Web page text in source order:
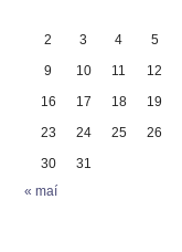
2
3 4 5
9
10 11 12
16
17 18 19
23
24 25 26
30
31
« maí